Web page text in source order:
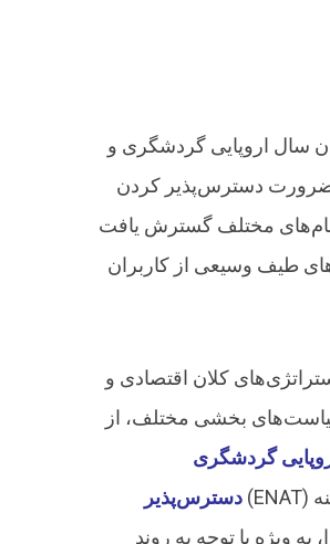
به امکانات گردشگری از دهه ۱۹۹۰ در سطح اروپا مطرح شد، به ویژه با اعلام سال ۱۹۹۰ به عنوان سال اروپایی گردشگری و
در انگلستان بازمی‌گردد، بر ضرورت دسترس‌پذیر کردن
نام‌های مختلف گسترش یافت
طیف وسیعی از کاربران
از استراتژی‌های کلان اقتصادی و
اروپا (۲۰۰۳-۲۰۱۰) بر لزوم ادغام دسترسی در سیاست‌های بخشی مختلف، از
گردشگری
دسترس‌پذیر (ENAT) در سال ۲۰۰۸، و ارائه پیشنهادهای قانونی برای مقابله با تبعیض بود. پیمان لیسبون (۲۰۱۰) نیز صلاحیت بیشتری به نهادهای اروپایی در زمینه
آن را، به ویژه با توجه به روند